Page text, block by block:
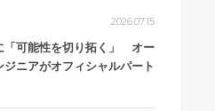
2026.07.15
「可能性を切り拓く」 オー
ニアがオフィシャルパート